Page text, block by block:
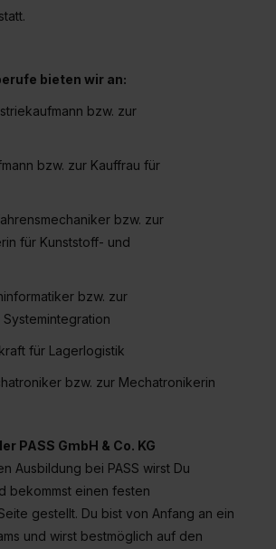
kannst du auch später noch im
jeweiligen Inhalt erteilen. Willst du nur
zur Platzierung von Cookies
„Statistiken“ und „Social
umfasst hierbei die Einwilligung
Die USA verfügen über kein
(EuGH – Schrems
dir erteilte Einwilligung jederzeit mit
ganz oder teilweise über unsere
unter dem Punkt „Datenschutz-
findest du durch Klick auf „Details
bieten wir an:
bzw. zur
bzw. zur Kauffrau für
bzw. zur
für Kunststoff- und
bzw. zur
für Lagerlogistik
bzw. zur Mechatronikerin
PASS GmbH & Co. KG
Ausbildung bei PASS wirst Du
bekommst einen festen
gestellt. Du bist von Anfang an ein
und wirst bestmöglich auf den